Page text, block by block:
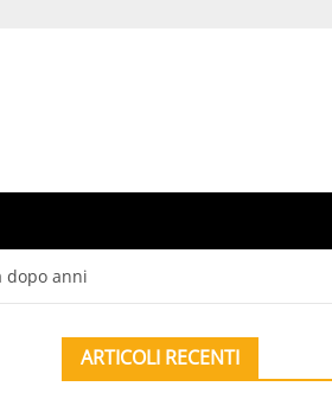
dopo anni
ARTICOLI RECENTI